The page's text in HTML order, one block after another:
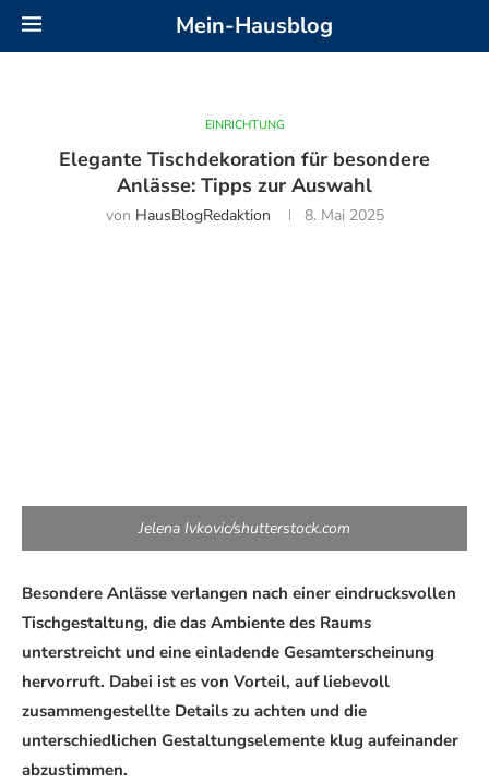
Mein-Hausblog
EINRICHTUNG
Elegante Tischdekoration für besondere
Anlässe: Tipps zur Auswahl
von HausBlogRedaktion 8. Mai 2025
Jelena Ivkovic/shutterstock.com
Besondere Anlässe verlangen nach einer eindrucksvollen
Tischgestaltung, die das Ambiente des Raums
unterstreicht und eine einladende Gesamterscheinung
hervorruft. Dabei ist es von Vorteil, auf liebevoll
zusammengestellte Details zu achten und die
unterschiedlichen Gestaltungselemente klug aufeinander
abzustimmen.